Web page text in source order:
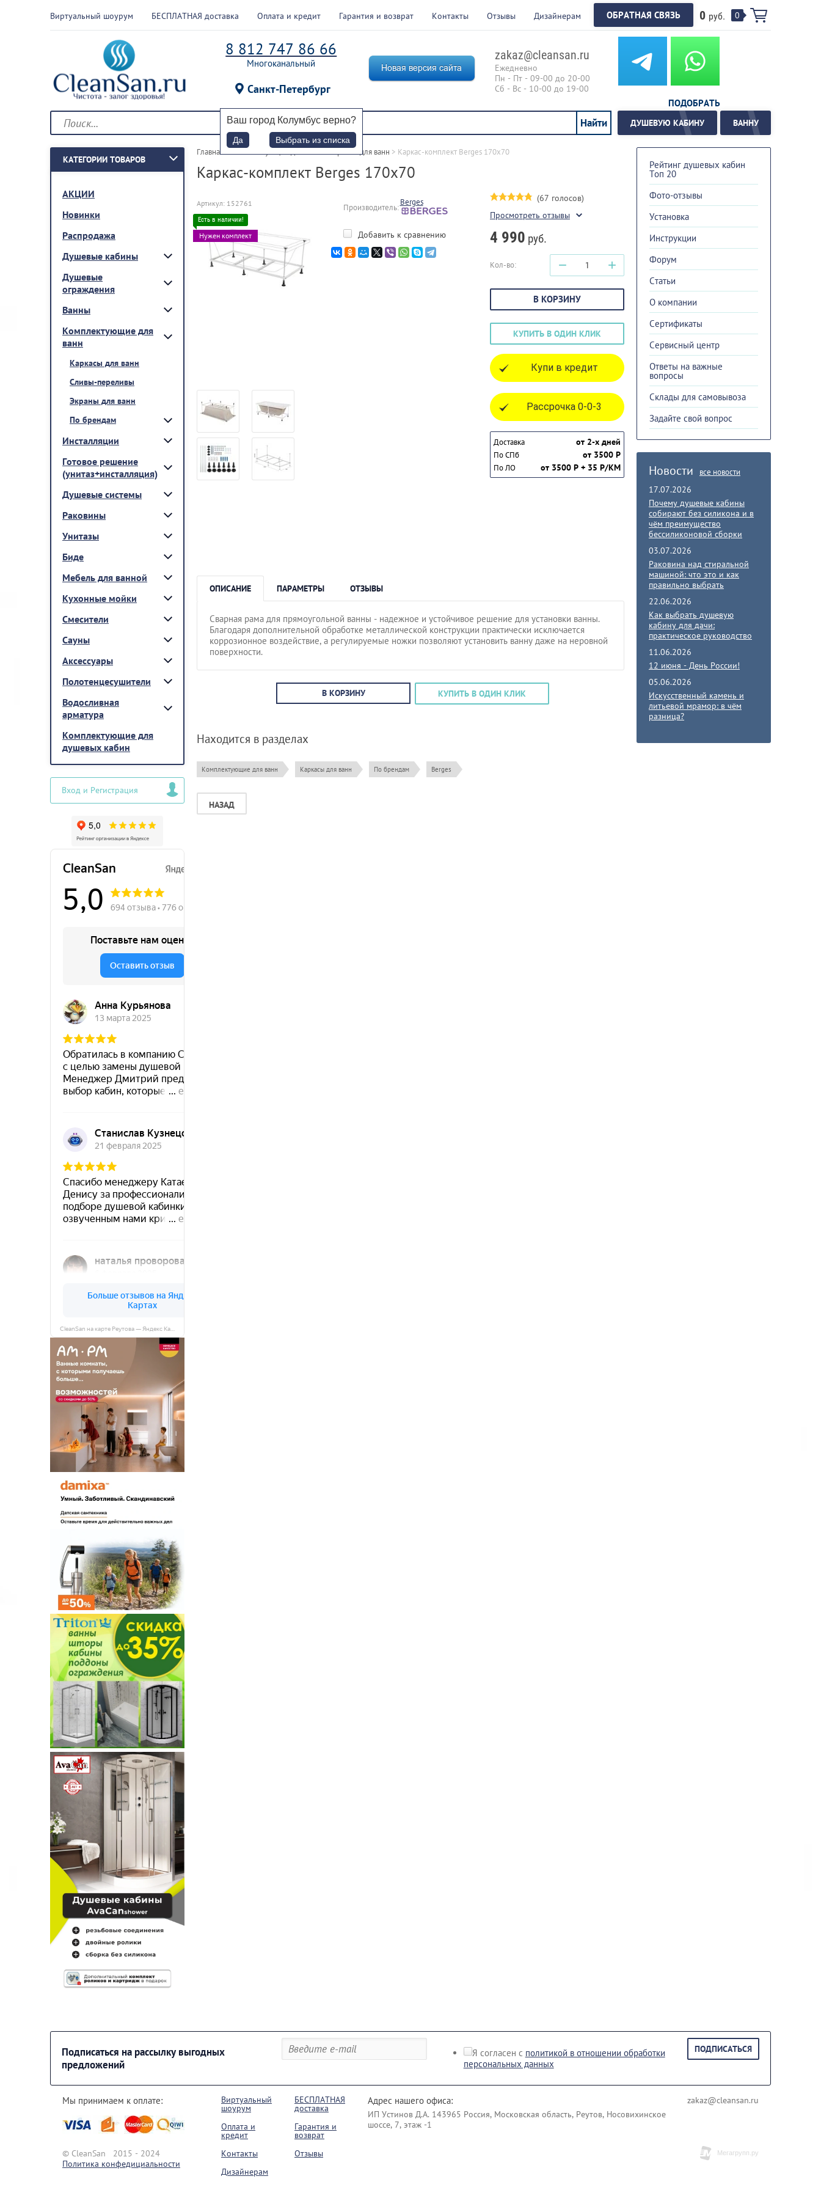
Виртуальный шоурум БЕСПЛАТНАЯ доставка Оплата и кредит Гарантия и возврат Контакты Отзывы Дизайнерам 0 руб. 0
ОБРАТНАЯ СВЯЗЬ
8 812 747 86 66
Многоканальный
Санкт-Петербург
Ваш город Колумбус верно?
Да Выбрать из списка
zakaz@cleansan.ru
Ежедневно
Пн - Пт - 09-00 до 20-00
Сб - Вс - 10-00 до 19-00
ПОДОБРАТЬ
ДУШЕВУЮ КАБИНУ ВАННУ
КАТЕГОРИИ ТОВАРОВ
АКЦИИ
Новинки
Распродажа
Душевые кабины
Душевые
ограждения
Ванны
Комплектующие для
ванн
Каркасы для ванн
Сливы-переливы
Экраны для ванн
По брендам
Инсталляции
Готовое решение
(унитаз+инсталляция)
Душевые системы
Раковины
Унитазы
Биде
Мебель для ванной
Кухонные мойки
Смесители
Сауны
Аксессуары
Полотенцесушители
Водосливная
арматура
Комплектующие для
душевых кабин
Вход и Регистрация
Рейтинг душевых кабин
Топ 20
Фото-отзывы
Установка
Инструкции
Форум
Cтатьи
О компании
Сертификаты
Сервисный центр
Ответы на важные
вопросы
Склады для самовывоза
Задайте свой вопрос
Новости все новости
17.07.2026
Почему душевые кабины
собирают без силикона и в
чём преимущество
бессиликоновой сборки
03.07.2026
Раковина над стиральной
машиной: что это и как
правильно выбрать
22.06.2026
Как выбрать душевую
кабину для дачи:
практическое руководство
11.06.2026
12 июня - День России!
05.06.2026
Искусственный камень и
литьевой мрамор: в чём
разница?
Главная > Комплектующие для ванн > Каркасы для ванн > Каркас-комплект Berges 170х70
Каркас-комплект Berges 170х70
Артикул: 152761
Нужен комплект
Производитель:
Berges
Добавить к сравнению
(67 голосов)
Просмотреть отзывы
4 990 руб.
Кол-во: − +
В КОРЗИНУ
КУПИТЬ В ОДИН КЛИК
Купи в кредит
Рассрочка 0-0-3
Доставка от 2-х дней
По СПб от 3500 Р
По ЛО от 3500 Р + 35 Р/КМ
ОПИСАНИЕ ПАРАМЕТРЫ ОТЗЫВЫ
Сварная рама для прямоугольной ванны - надежное и устойчивое решение для установки ванны.
Благодаря дополнительной обработке металлической конструкции практически исключается
коррозионное воздействие, а регулируемые ножки позволяют установить ванну даже на неровной
поверхности.
В КОРЗИНУ КУПИТЬ В ОДИН КЛИК
Находится в разделах
Комплектующие для ванн Каркасы для ванн По брендам Berges
НАЗАД
Подписаться на рассылку выгодных
предложений
Я согласен с политикой в отношении обработки
персональных данных
ПОДПИСАТЬСЯ
Мы принимаем к оплате:
© CleanSan 2015 - 2024
Политика конфедициальности
Виртуальный
шоурум
БЕСПЛАТНАЯ
доставка
Оплата и
кредит
Гарантия и
возврат
Контакты
Отзывы
Дизайнерам
Адрес нашего офиса:
ИП Уcтинoв Д.А. 143965 Россия, Московская область, Реутов, Носовихинское
шоссе, 7, этаж -1
zakaz@cleansan.ru